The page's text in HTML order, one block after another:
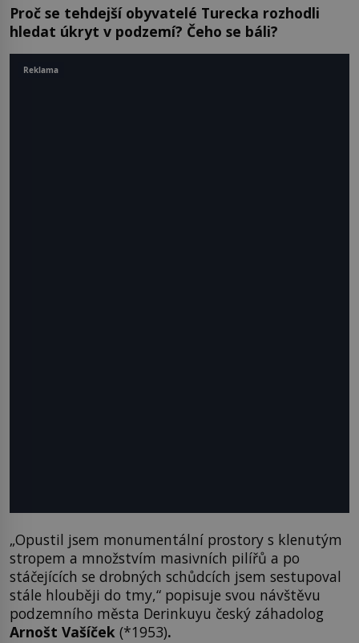
Proč se tehdejší obyvatelé Turecka rozhodli
hledat úkryt v podzemí? Čeho se báli?
„Opustil jsem monumentální prostory s klenutým
stropem a množstvím masivních pilířů a po
stáčejících se drobných schůdcích jsem sestupoval
stále hlouběji do tmy,“ popisuje svou návštěvu
podzemního města Derinkuyu český záhadolog
Arnošt Vašíček (*1953).
Reklama